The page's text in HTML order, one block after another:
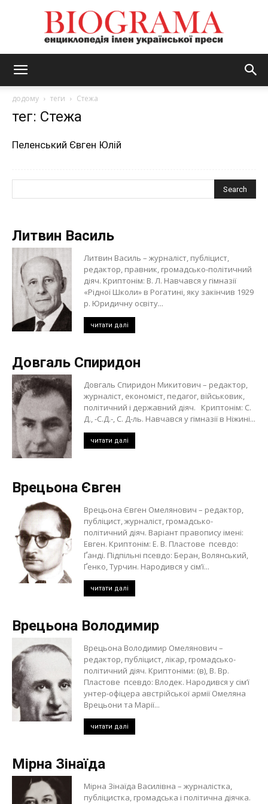
додому теги Стежа
тег: Стежа
Пеленський Євген Юлій
Литвин Василь
Литвин Василь – журналіст, публіцист,
редактор, правник, громадсько-політичний
діяч. Криптонім: В. Л. Навчався у гімназії
«Рідної Школи» в Рогатині, яку закінчив 1929
р. Юридичну освіту...
читати далі
Довгаль Спиридон
Довгаль Спиридон Микитович – редактор,
журналіст, економіст, педагог, військовик,
політичний і державний діяч. Криптонім: С.
Д., -С.Д.-, С. Д-ль. Навчався у гімназії в Ніжині...
читати далі
Врецьона Євген
Врецьона Євген Омелянович – редактор,
публіцист, журналіст, громадсько-
політичний діяч. Варіант правопису імені:
Евген. Криптонім: Е. В. Пластове псевдо:
Ґанді. Підпільні псевдо: Беран, Волянський,
Ґенко, Турчин. Народився у сім’ї...
читати далі
Врецьона Володимир
Врецьона Володимир Омелянович –
редактор, публіцист, лікар, громадсько-
політичний діяч. Криптоніми: (в), В. Вр.
Пластове псевдо: Влодек. Народився у сім’ї
унтер-офіцера австрійської армії Омеляна
Врецьони та Марії...
читати далі
Мірна Зінаїда
Мірна Зінаїда Василівна – журналістка,
публіцистка, громадська і політична діячка.